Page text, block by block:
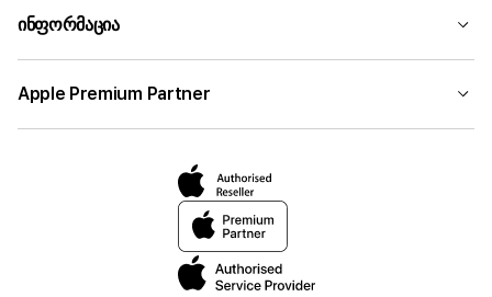
ინფორმაცია
Apple Premium Partner